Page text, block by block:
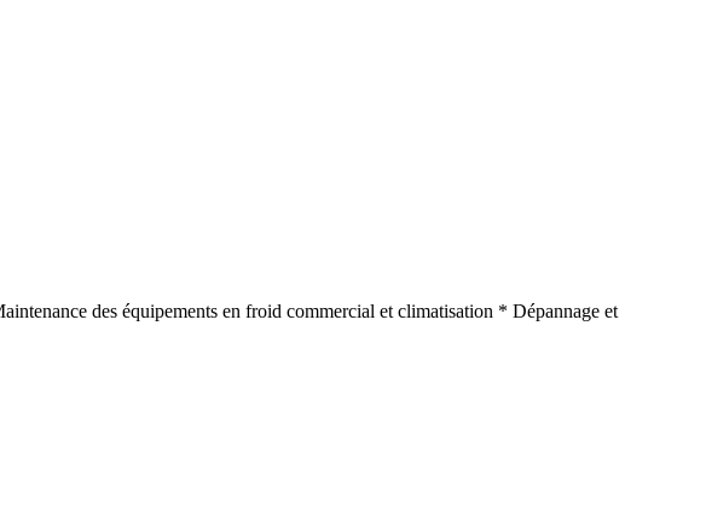
des équipements en froid commercial et climatisation * Dépannage et